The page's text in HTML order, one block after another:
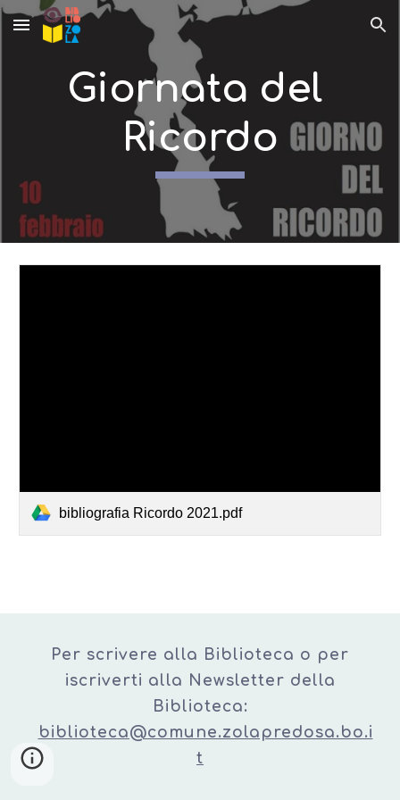
Skip to main content Skip to navigation
Giornata del
Ricordo
bibliografia Ricordo 2021.pdf
Per scrivere alla Biblioteca o per
iscriverti alla Newsletter della
Biblioteca:
biblioteca@comune.zolapredosa.bo.i
t